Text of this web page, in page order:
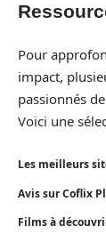
Pour
impact,
passionnés
Voici une
Les meilleurs
Avis sur Coflix
Films à